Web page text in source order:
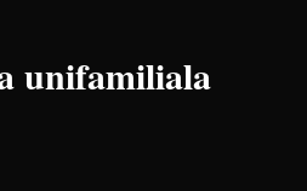
unifamiliala